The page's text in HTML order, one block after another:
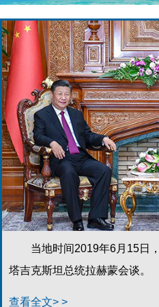
当地时间2019年6月15日
塔吉克斯坦总统拉赫蒙会谈。
查看全文> >